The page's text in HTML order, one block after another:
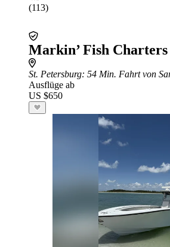
(113)
Markin’ Fish Charters
St. Petersburg: 54 Min. Fahrt von
Ausflüge ab
US $650